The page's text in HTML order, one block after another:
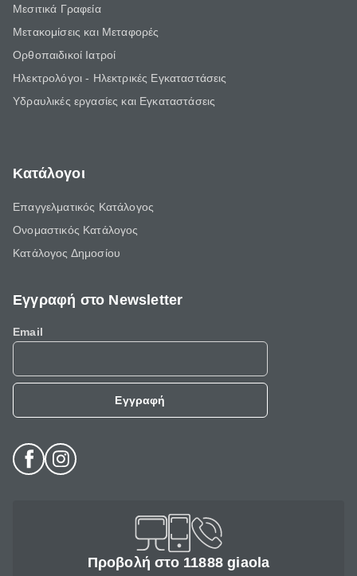
Μεσιτικά Γραφεία
Μετακομίσεις και Μεταφορές
Ορθοπαιδικοί Ιατροί
Ηλεκτρολόγοι - Ηλεκτρικές Εγκαταστάσεις
Υδραυλικές εργασίες και Εγκαταστάσεις
Κατάλογοι
Επαγγελματικός Κατάλογος
Ονομαστικός Κατάλογος
Κατάλογος Δημοσίου
Εγγραφή στο Newsletter
Email
Εγγραφή
Προβολή στο 11888 giaola